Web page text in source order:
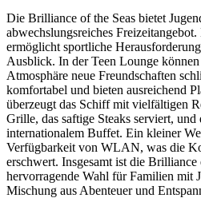
Die Brilliance of the Seas bietet
abwechslungsreiches
ermöglicht sportliche
Ausblick. In der Teen Lounge
Atmosphäre neue Freundschaften
komfortabel und bieten ausreichend
überzeugt das Schiff mit vielfältigen
Grille, das saftige Steaks serviert,
internationalem Buffet. Ein kleiner
Verfügbarkeit von WLAN, was die
erschwert. Insgesamt ist die Brilliance
hervorragende Wahl für Familien mit
Mischung aus Abenteuer und